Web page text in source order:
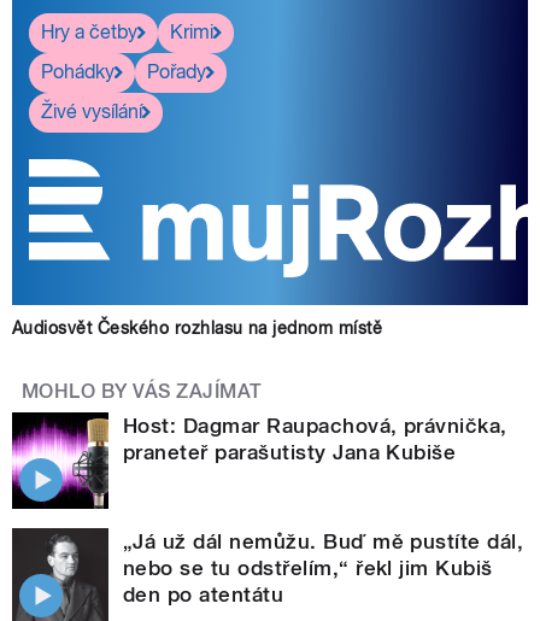
Hry a četby
Krimi
Pohádky
Pořady
Živé vysílání
Audiosvět Českého rozhlasu na jednom místě
MOHLO BY VÁS ZAJÍMAT
Host: Dagmar Raupachová, právnička,
praneteř parašutisty Jana Kubiše
„Já už dál nemůžu. Buď mě pustíte dál,
nebo se tu odstřelím,“ řekl jim Kubiš
den po atentátu